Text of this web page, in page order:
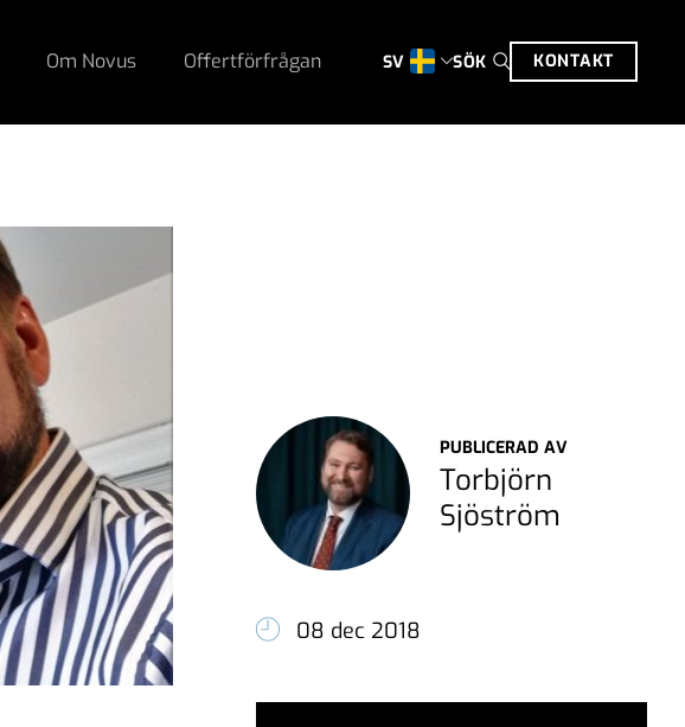
Om Novus Offertförfrågan SV SÖK KONTAKT
PUBLICERAD AV
Torbjörn
Sjöström
08 dec 2018